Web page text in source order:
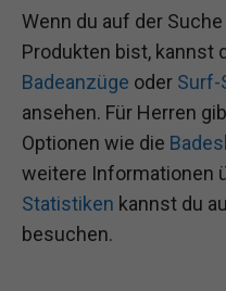
Wenn du auf der
Produkten bist, kannst
Badeanzüge oder Surf-
ansehen. Für Herren
Optionen wie die
weitere Informationen
Statistiken kannst du
besuchen.